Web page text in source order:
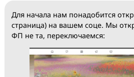
Для начала нам понадобится
страница) на вашем соце.
ФП не та, переключаемся: